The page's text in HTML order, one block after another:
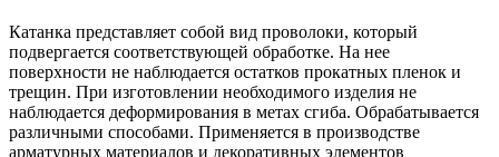
Катанка представляет собой вид проволоки, который
подвергается соответствующей обработке. На нее
поверхности не наблюдается остатков прокатных пленок и
трещин. При изготовлении необходимого изделия не
наблюдается деформирования в метах сгиба. Обрабатывается
различными способами. Применяется в производстве
арматурных материалов и декоративных элементов